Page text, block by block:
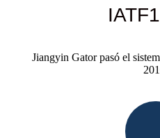
Jiangyin Gator pasó el